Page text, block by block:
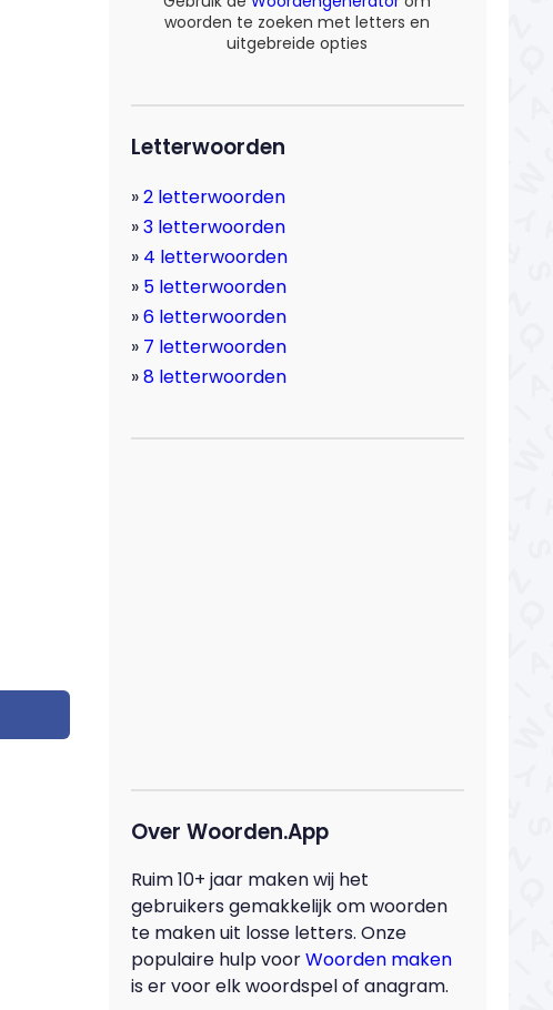
woorden te zoeken met letters en
uitgebreide opties
Letterwoorden
2 letterwoorden
3 letterwoorden
4 letterwoorden
5 letterwoorden
6 letterwoorden
7 letterwoorden
8 letterwoorden
Over Woorden.App
Ruim 10+ jaar maken wij het
gebruikers gemakkelijk om woorden
te maken uit losse letters. Onze
populaire hulp voorWoorden maken
is er voor elk woordspel of anagram.